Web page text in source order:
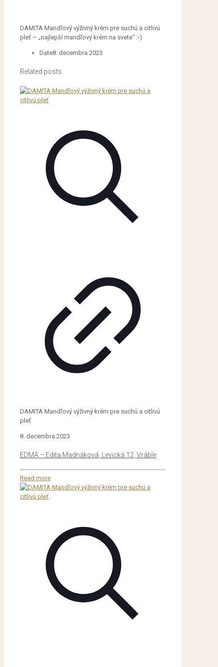
DAMITA Mandľový výživný krém pre suchú a citlivú
pleť – „najlepší mandľový krém na svete“ :-)
Date8. decembra 2023
Related posts
DAMITA Mandľový výživný krém pre suchú a citlivú
pleť
8. decembra 2023
EDMA – Edita Madnáková, Levická 12, Vráble
Read more